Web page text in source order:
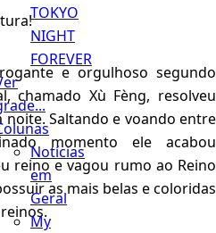
TOKYO
NIGHT
FOREVER
Notícias
em
Geral
My
e orgulhoso segundo
chamado Xù Fèng, resolveu
Saltando e voando entre
momento ele acabou
reino e vagou rumo ao Reino
as mais belas e coloridas